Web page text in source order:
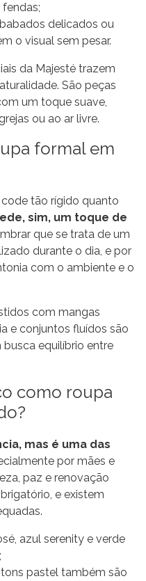
delicados ou
o visual sem pesar.
da Majesté trazem
São peças
um toque suave,
ou ao ar livre.
formal em
tão rígido quanto
sim, um toque de
que se trata de um
durante o dia, e por
com o ambiente e o
com mangas
e conjuntos fluídos são
equilíbrio entre
como roupa
mas é uma das
por mães e
paz e renovação
e existem
, azul serenity e verde
pastel também são